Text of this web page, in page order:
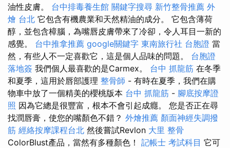
油性皮膚。 台中排毒養生館 關鍵字搜尋 新竹整骨推薦 外
燴 台北 它包含有機農業和天然精油的成分。 它包含薄荷
醇，並包含樟腦，為嘴唇皮膚帶來了冷卻，令人耳目一新的
感覺。 台中推拿推薦 google關鍵字 東南旅行社 台胞證 當
然，有些人不一定喜歡它，這是個人品味的問題。 台胞證
落地簽 我們個人最喜歡的是Carmex。 台中 抓龍筋 在冬季
和夏季，這用於唇部護理 整骨師 - 有時在夏季，我們在購
物車中放了一個精美的櫻桃版本 台中 抓龍筋 - 腳底按摩證
照 因為它總是很豐富，根本不會引起成癮。 您是否正在尋
找潤唇膏，使您的嘴顏色不錯？ 外燴推薦 顏面神經失調撥
筋 經絡按摩課程台北 然後嘗試Revlon 大里 整骨
ColorBlust產品，當然有多種顏色！ 記帳士 考試科目 它可